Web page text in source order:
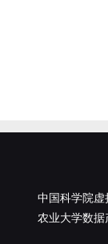
中国科学院虚
农业大学数